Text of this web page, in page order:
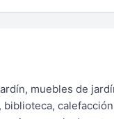
muebles de